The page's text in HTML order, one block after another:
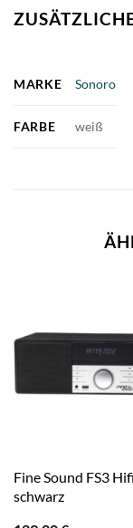
MARKE Sonoro
FARBE weiß
Fine Sound FS3
schwarz